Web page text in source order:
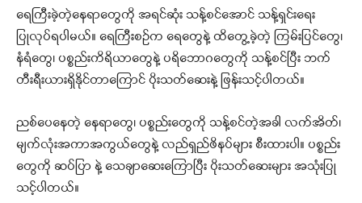
ရေကြီးခဲ့တဲ့နေရာတွေကို အရင်ဆုံး သန့်စင်အောင် သန့်ရှင်းရေး
ပြုလုပ်ရပါမယ်။ ရေကြီးစဉ်က ရေတွေနဲ့ ထိတွေ့ခဲ့တဲ့ ကြမ်းပြင်တွေ၊
နံရံတွေ၊ ပစ္စည်းကိရိယာတွေနဲ့ ပရိဘောဂတွေကို သန့်စင်ပြီး ဘက်
တီးရီးယားရှိနိုင်တာကြောင် ပိုးသတ်ဆေးနဲ့ ဖြန်းသင့်ပါတယ်။
ညစ်ပေနေတဲ့ နေရာတွေ၊ ပစ္စည်းတွေကို သန့်စင်တဲ့အခါ လက်အိတ်၊
မျက်လုံးအကာအကွယ်တွေနဲ့ လည်ရှည်ဖိနပ်များ စီးထားပါ။ ပစ္စည်း
တွေကို ဆပ်ပြာ နဲ့ သေချာဆေးကြောပြီး ပိုးသတ်ဆေးများ အသုံးပြု
သင့်ပါတယ်။